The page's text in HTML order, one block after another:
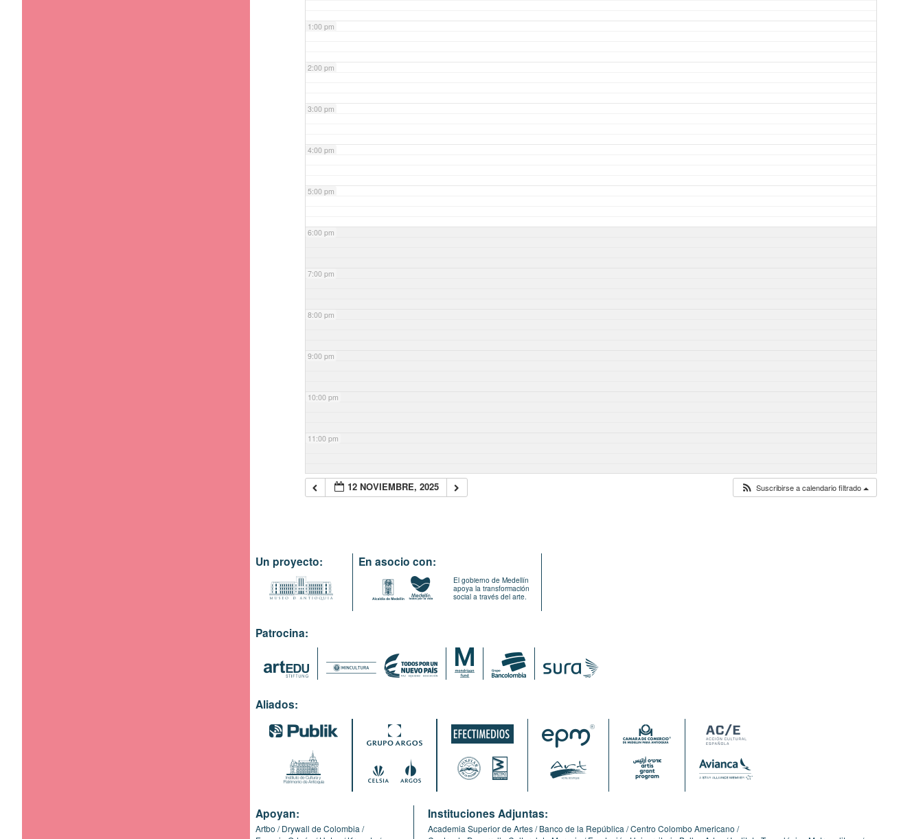
1:00 pm
2:00 pm
3:00 pm
4:00 pm
5:00 pm
6:00 pm
7:00 pm
8:00 pm
9:00 pm
10:00 pm
11:00 pm
12 NOVIEMBRE, 2025 Suscribirse a calendario filtrado
Un proyecto: En asocio con:
El gobierno de Medellín
apoya la transformación
social a través del arte.
Patrocina:
Aliados:
Apoyan:
Artbo
Drywall de Colombia
Instituciones Adjuntas:
Academia Superior de Artes Banco de la República Centro Colombo Americano